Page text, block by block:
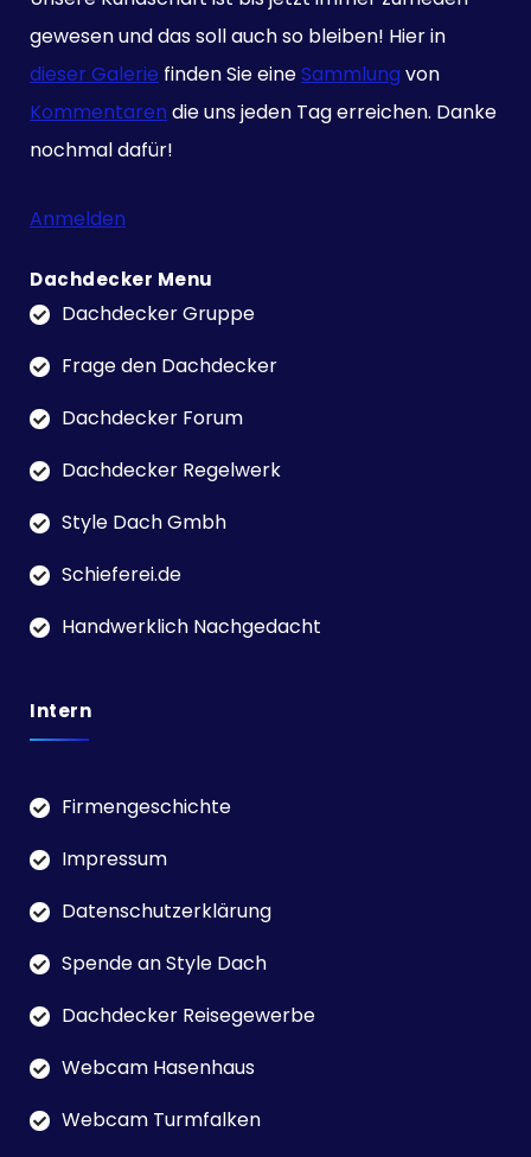
gewesen und das soll auch so bleiben! Hier in
dieser Galerie finden Sie eineSammlung von
Kommentaren die uns jeden Tag erreichen. Danke
nochmal dafür!
Anmelden
Dachdecker Menu
Dachdecker Gruppe
Frage den Dachdecker
Dachdecker Forum
Dachdecker Regelwerk
Style Dach Gmbh
Schieferei.de
Handwerklich Nachgedacht
Intern
Firmengeschichte
Impressum
Datenschutzerklärung
Spende an Style Dach
Dachdecker Reisegewerbe
Webcam Hasenhaus
Webcam Turmfalken